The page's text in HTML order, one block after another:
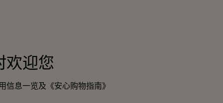
欢迎您
信息一览及《安心购物指南》